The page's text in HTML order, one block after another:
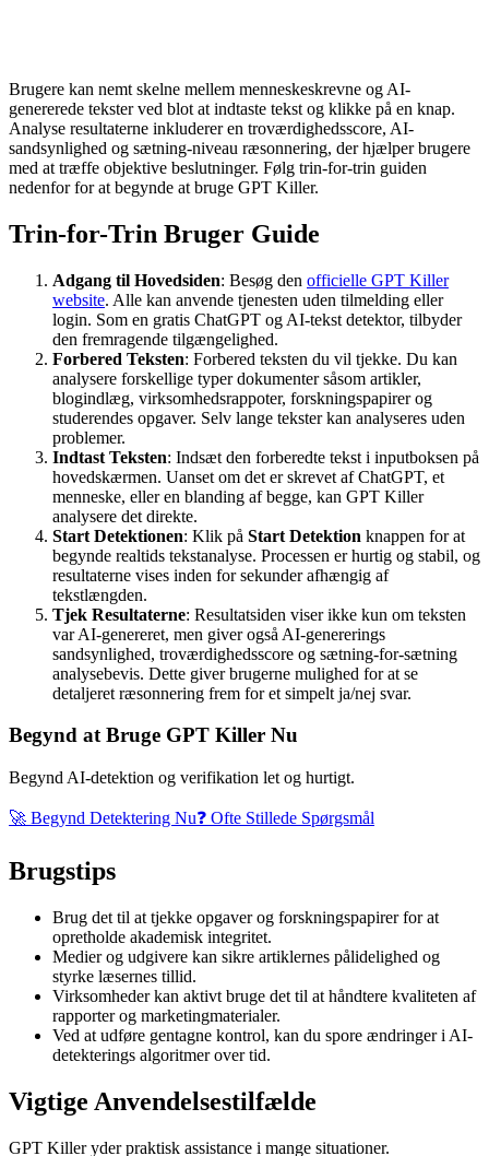
Brugere kan nemt skelne mellem menneskeskrevne og AI-
genererede tekster ved blot at indtaste tekst og klikke på en knap.
Analyse resultaterne inkluderer en troværdighedsscore, AI-
sandsynlighed og sætning-niveau ræsonnering, der hjælper brugere
med at træffe objektive beslutninger. Følg trin-for-trin guiden
nedenfor for at begynde at bruge GPT Killer.
Trin-for-Trin Bruger Guide
Adgang til Hovedsiden: Besøg den officielle GPT Killer
website. Alle kan anvende tjenesten uden tilmelding eller
login. Som en gratis ChatGPT og AI-tekst detektor, tilbyder
den fremragende tilgængelighed.
Forbered Teksten: Forbered teksten du vil tjekke. Du kan
analysere forskellige typer dokumenter såsom artikler,
blogindlæg, virksomhedsrappoter, forskningspapirer og
studerendes opgaver. Selv lange tekster kan analyseres uden
problemer.
Indtast Teksten: Indsæt den forberedte tekst i inputboksen på
hovedskærmen. Uanset om det er skrevet af ChatGPT, et
menneske, eller en blanding af begge, kan GPT Killer
analysere det direkte.
Start Detektionen: Klik på Start Detektion knappen for at
begynde realtids tekstanalyse. Processen er hurtig og stabil, og
resultaterne vises inden for sekunder afhængig af
tekstlængden.
Tjek Resultaterne: Resultatsiden viser ikke kun om teksten
var AI-genereret, men giver også AI-genererings
sandsynlighed, troværdighedsscore og sætning-for-sætning
analysebevis. Dette giver brugerne mulighed for at se
detaljeret ræsonnering frem for et simpelt ja/nej svar.
Begynd at Bruge GPT Killer Nu
Begynd AI-detektion og verifikation let og hurtigt.
🚀 Begynd Detektering Nu❓ Ofte Stillede Spørgsmål
Brugstips
Brug det til at tjekke opgaver og forskningspapirer for at
opretholde akademisk integritet.
Medier og udgivere kan sikre artiklernes pålidelighed og
styrke læsernes tillid.
Virksomheder kan aktivt bruge det til at håndtere kvaliteten af
rapporter og marketingmaterialer.
Ved at udføre gentagne kontrol, kan du spore ændringer i AI-
detekterings algoritmer over tid.
Vigtige Anvendelsestilfælde
GPT Killer yder praktisk assistance i mange situationer.